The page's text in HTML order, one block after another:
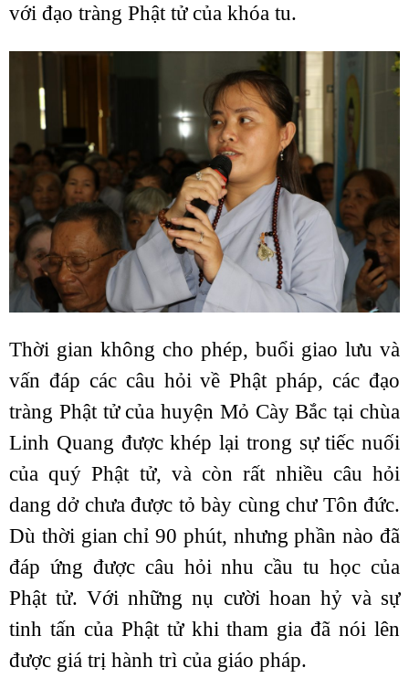
với đạo tràng Phật tử của khóa tu.
Thời gian không cho phép, buổi giao lưu và
vấn đáp các câu hỏi về Phật pháp, các đạo
tràng Phật tử của huyện Mỏ Cày Bắc tại chùa
Linh Quang được khép lại trong sự tiếc nuối
của quý Phật tử, và còn rất nhiều câu hỏi
dang dở chưa được tỏ bày cùng chư Tôn đức.
Dù thời gian chỉ 90 phút, nhưng phần nào đã
đáp ứng được câu hỏi nhu cầu tu học của
Phật tử. Với những nụ cười hoan hỷ và sự
tinh tấn của Phật tử khi tham gia đã nói lên
được giá trị hành trì của giáo pháp.